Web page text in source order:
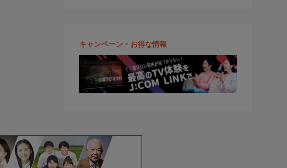
キャンペーン・お得な情報